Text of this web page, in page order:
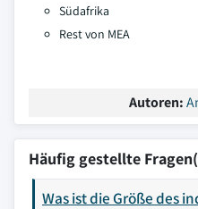
Südafrika
Rest von MEA
Autoren:
Häufig gestellte
Was ist die Größe des